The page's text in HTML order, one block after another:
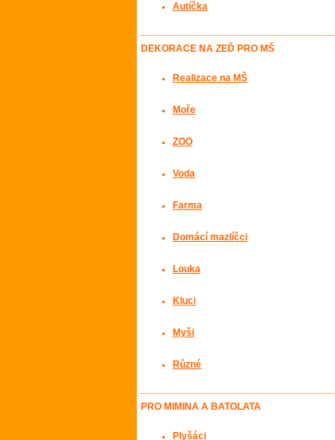
Autíčka
DEKORACE NA ZEĎ PRO MŠ
Realizace na MŠ
Moře
ZOO
Voda
Farma
Domácí mazlíčci
Louka
Kluci
Myši
Různé
PRO MIMINA A BATOLATA
Plyšáci